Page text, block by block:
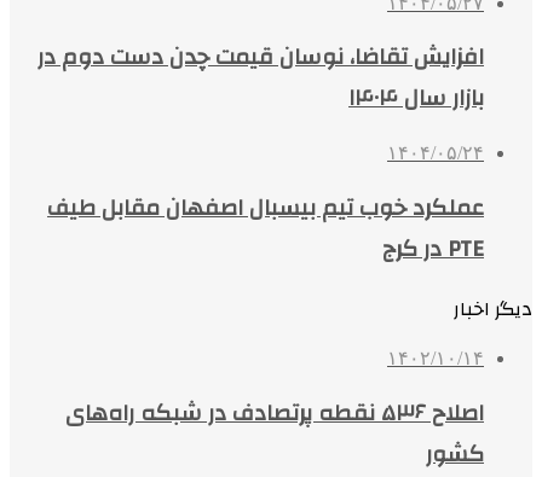
افزایش تقاضا، نوسان قیمت چدن دست دوم در
بازار سال ۱۴۰۴
۱۴۰۴/۰۵/۲۴
عملکرد خوب تیم بیسبال اصفهان مقابل طیف
PTE در کرج
دیگر اخبار
۱۴۰۲/۱۰/۱۴
اصلاح ۵۳۶ نقطه پرتصادف در شبکه راه‌های
کشور